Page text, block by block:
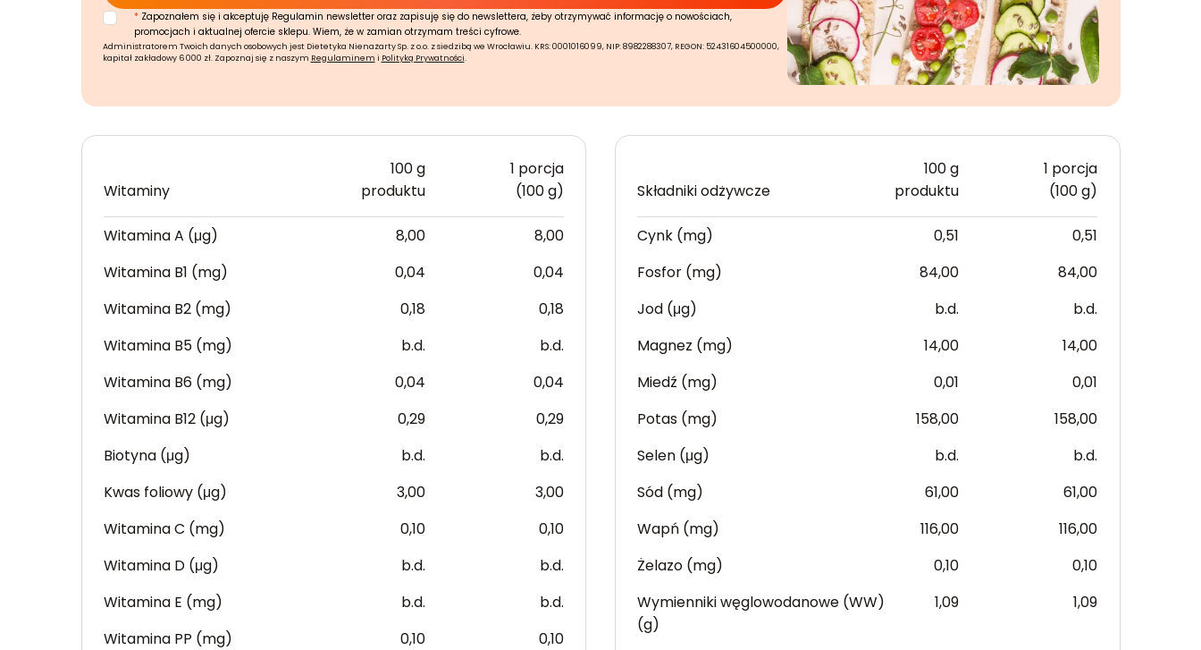
* Zapoznałem się i akceptuję Regulamin newsletter oraz zapisuję się do newslettera, żeby otrzymywać informację o nowościach,
promocjach i aktualnej ofercie sklepu. Wiem, że w zamian otrzymam treści cyfrowe.
Administratorem Twoich danych osobowych jest Dietetyka Nienażarty Sp. z o.o. z siedzibą we Wrocławiu. KRS: 0001016099, NIP: 8982288307, REGON: 52431604500000,
kapitał zakładowy 6 000 zł. Zapoznaj się z naszym Regulaminem i Polityką Prywatności.
Witaminy
100 g
produktu
1 porcja
(100 g)
Witamina A (μg) 8,00
8,00
Witamina B1 (mg)
0,04
0,04
Witamina B2 (mg)
0,18
0,18
Witamina B5 (mg)
b.d.
b.d.
Witamina B6 (mg)
0,04
0,04
Witamina B12 (μg)
0,29
0,29
Biotyna (μg)
b.d.
b.d.
Kwas foliowy (μg)
3,00
3,00
Witamina C (mg)
0,10
0,10
Witamina D (μg)
b.d.
b.d.
Witamina E (mg)
b.d.
b.d.
Witamina PP (mg)
0,10
0,10
Składniki odżywcze
100 g
produktu
1 porcja
(100 g)
Cynk (mg) 0,51
0,51
Fosfor (mg)
84,00
84,00
Jod (μg)
b.d.
b.d.
Magnez (mg)
14,00
14,00
Miedź (mg)
0,01
0,01
Potas (mg)
158,00
158,00
Selen (μg)
b.d.
b.d.
Sód (mg)
61,00
61,00
Wapń (mg)
116,00
116,00
Żelazo (mg)
0,10
0,10
Wymienniki węglowodanowe (WW)
(g)
1,09 1,09